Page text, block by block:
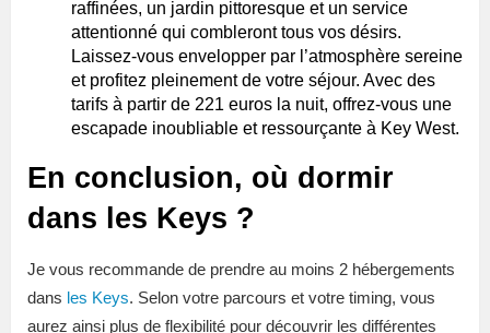
raffinées, un jardin pittoresque et un service
attentionné qui combleront tous vos désirs.
Laissez-vous envelopper par l’atmosphère sereine
et profitez pleinement de votre séjour. Avec des
tarifs à partir de 221 euros la nuit, offrez-vous une
escapade inoubliable et ressourçante à Key West.
En conclusion, où dormir
dans les Keys ?
Je vous recommande de prendre au moins 2 hébergements
dans les Keys. Selon votre parcours et votre timing, vous
aurez ainsi plus de flexibilité pour découvrir les différentes